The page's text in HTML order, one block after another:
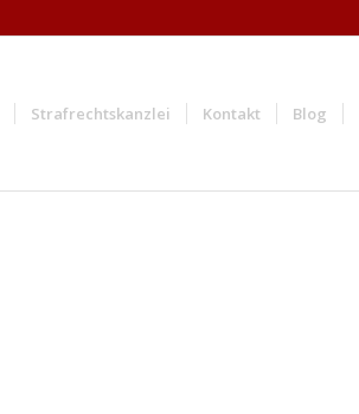
Strafrechtskanzlei Kontakt Blog